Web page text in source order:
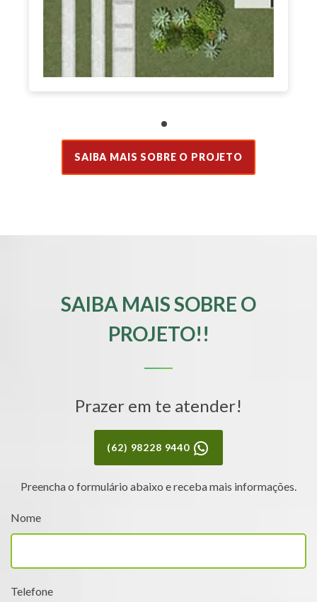
SAIBA MAIS SOBRE O PROJETO
SAIBA MAIS SOBRE O
PROJETO!!
Prazer em te atender!
(62) 98228 9440
Preencha o formulário abaixo e receba mais informações.
Nome
Telefone